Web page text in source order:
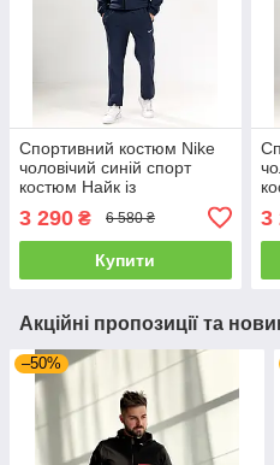
Спортивний костюм Nike
чоловічий синій спорт
костюм Найк із
3 290 ₴ 6 580 ₴
Купити
3
Акційні пропозиції та
–50%